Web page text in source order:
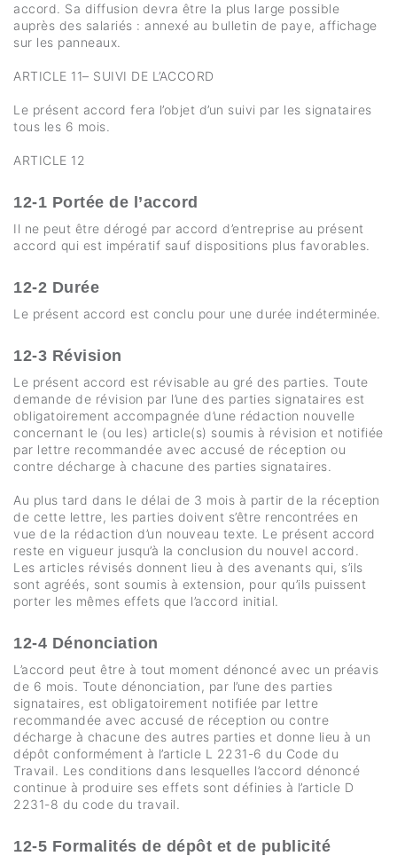
accord. Sa diffusion devra être la plus large possible
auprès des salariés : annexé au bulletin de paye, affichage
sur les panneaux.
ARTICLE 11– SUIVI DE L’ACCORD
Le présent accord fera l’objet d’un suivi par les signataires
tous les 6 mois.
ARTICLE 12
12-1 Portée de l’accord
Il ne peut être dérogé par accord d’entreprise au présent
accord qui est impératif sauf dispositions plus favorables.
12-2 Durée
Le présent accord est conclu pour une durée indéterminée.
12-3 Révision
Le présent accord est révisable au gré des parties. Toute
demande de révision par l’une des parties signataires est
obligatoirement accompagnée d’une rédaction nouvelle
concernant le (ou les) article(s) soumis à révision et notifiée
par lettre recommandée avec accusé de réception ou
contre décharge à chacune des parties signataires.
Au plus tard dans le délai de 3 mois à partir de la réception
de cette lettre, les parties doivent s’être rencontrées en
vue de la rédaction d’un nouveau texte. Le présent accord
reste en vigueur jusqu’à la conclusion du nouvel accord.
Les articles révisés donnent lieu à des avenants qui, s’ils
sont agréés, sont soumis à extension, pour qu’ils puissent
porter les mêmes effets que l’accord initial.
12-4 Dénonciation
L’accord peut être à tout moment dénoncé avec un préavis
de 6 mois. Toute dénonciation, par l’une des parties
signataires, est obligatoirement notifiée par lettre
recommandée avec accusé de réception ou contre
décharge à chacune des autres parties et donne lieu à un
dépôt conformément à l’article L 2231-6 du Code du
Travail. Les conditions dans lesquelles l’accord dénoncé
continue à produire ses effets sont définies à l’article D
2231-8 du code du travail.
12-5 Formalités de dépôt et de publicité